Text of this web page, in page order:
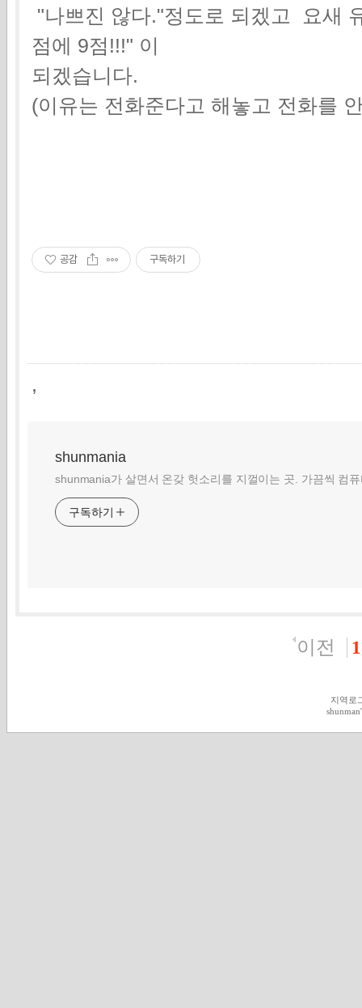
"나쁘진 않다."정도로 되겠고 요새
점에 9점!!!" 이
되겠습니다.
(이유는 전화준다고 해놓고 전화를
공감 구독하기
,
shunmania
shunmania가 살면서 온갖 헛소리를 지껄이는 곳. 가끔씩 컴
구독하기
이전 1
지역로
shunman